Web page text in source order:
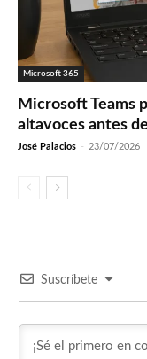
Microsoft 365
Microsoft Teams
altavoces antes
José Palacios - 23/07/2026
Suscríbete